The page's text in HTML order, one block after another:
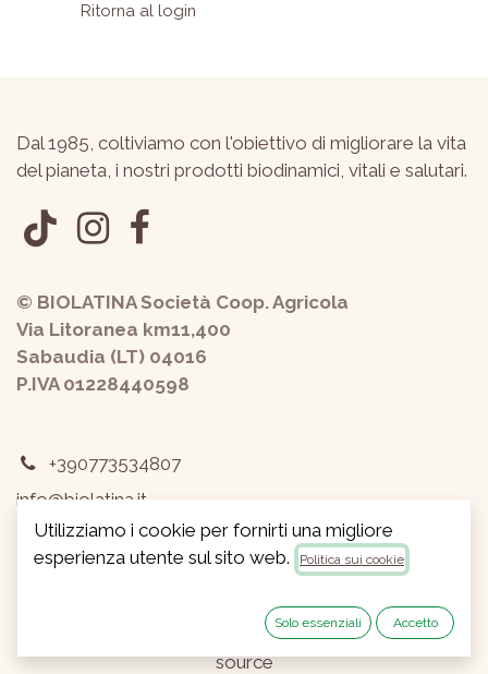
Ritorna al login
Dal 1985, coltiviamo con l'obiettivo di migliorare la vita
del pianeta, i nostri prodotti biodinamici, vitali e salutari.
© BIOLATINA Società Coop. Agricola
Via Litoranea km11,400
Sabaudia (LT) 04016
P.IVA 01228440598
+390773534807
info@biolatina.it
Termini e condizioni
Copyright © Biolatina Soc.Coop.Agricola Italiano
- Il n° 1 tra glie-commerce open
source
Utilizziamo i cookie per fornirti una migliore
esperienza utente sul sito web.
Politica sui cookie
Solo essenziali Accetto